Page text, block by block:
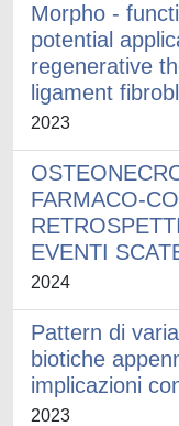
Morpho -
potential
regenerative
ligament
2023
FARMACO-
EVENTI
2024
Pattern di
biotiche
implicazioni
2023